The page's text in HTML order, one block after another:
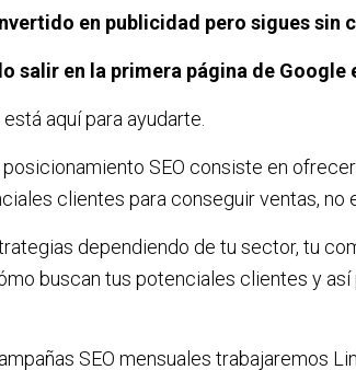
en publicidad pero sigues sin
salir en la primera página de Google
está aquí para ayudarte.
SEO consiste en
clientes para conseguir ventas, no
dependiendo de tu sector, tu
buscan tus potenciales clientes y
SEO mensuales trabajaremos